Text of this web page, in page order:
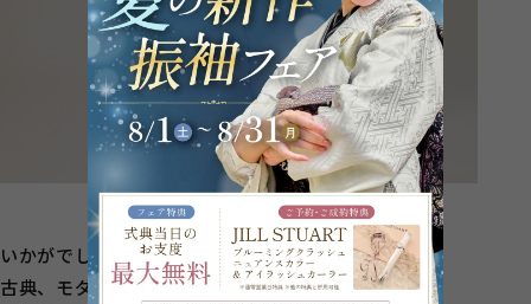
いかがでしたか？
古典、モダン以外にも、洋風、レトロなど